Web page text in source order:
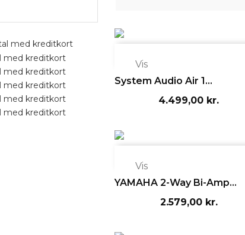
Vis
System Audio Air 1...
4.499,00 kr.
Vis
YAMAHA 2-Way Bi-Amp...
2.579,00 kr.